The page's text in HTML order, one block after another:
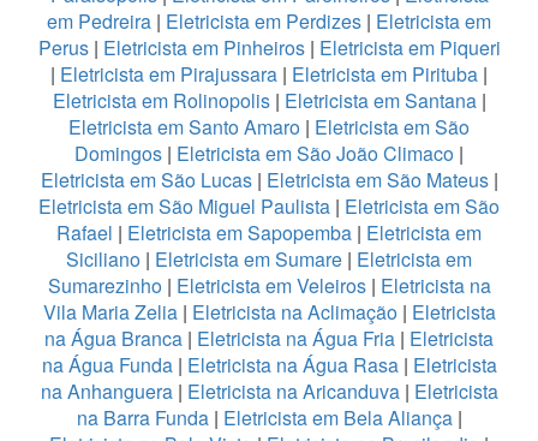
em Pedreira | Eletricista em Perdizes | Eletricista em
Perus| Eletricista em Pinheiros| Eletricista em Piqueri
| Eletricista em Pirajussara | Eletricista em Pirituba |
Eletricista em Rolinopolis| Eletricista em Santana|
Eletricista em Santo Amaro | Eletricista em São
Domingos | Eletricista em São João Climaco |
Eletricista em São Lucas| Eletricista em São Mateus |
Eletricista em São Miguel Paulista | Eletricista em São
Rafael | Eletricista em Sapopemba | Eletricista em
Siciliano | Eletricista em Sumare | Eletricista em
Sumarezinho| Eletricista em Veleiros| Eletricista na
Vila Maria Zelia| Eletricista na Aclimação| Eletricista
na Água Branca | Eletricista na Água Fria | Eletricista
na Água Funda| Eletricista na Água Rasa | Eletricista
na Anhanguera| Eletricista na Aricanduva| Eletricista
na Barra Funda | Eletricista em Bela Aliança |